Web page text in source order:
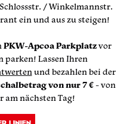
/ Winkelmannstr.
ein und aus zu steigen!
PKW-Apcoa Parkplatzvor
parken! Lassen Ihren
und bezahlen bei der
von nur 7 €- von
am nächsten Tag!